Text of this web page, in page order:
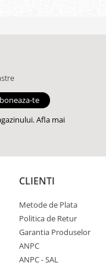
Afla mai
CLIENTI
Metode de Plata
Politica de Retur
Garantia Produselor
ANPC
ANPC - SAL